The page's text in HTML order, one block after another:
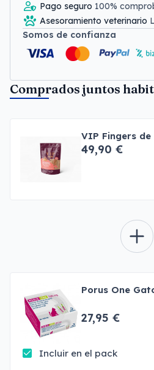
Pago seguro 100%
Asesoramiento veterinario
Somos de confianza
Comprados juntos
VIP Fingers
49,90 €
Porus One
27,95 €
Incluir en el pack